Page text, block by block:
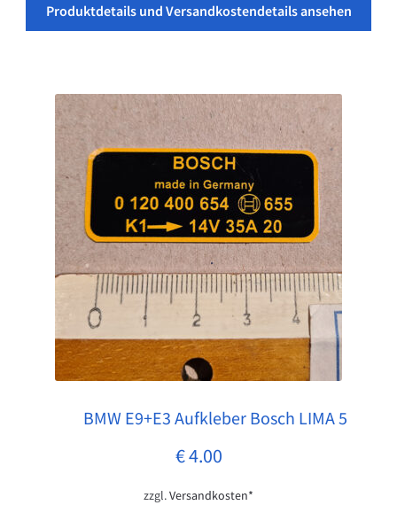
Produktdetails und Versandkostendetails ansehen
BMW E9+E3 Aufkleber Bosch LIMA 5
€4.00
zzgl.Versandkosten*